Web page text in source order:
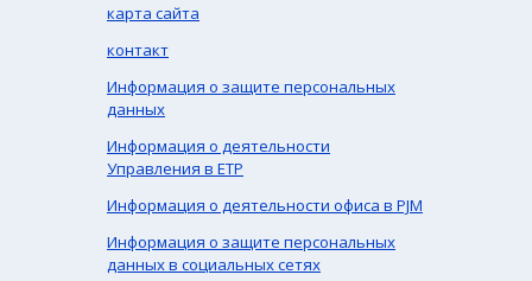
карта сайта
контакт
Информация о защите персональных
данных
Информация о деятельности
Управления в ЕТР
Информация о деятельности офиса в PJM
Информация о защите персональных
данных в социальных сетях